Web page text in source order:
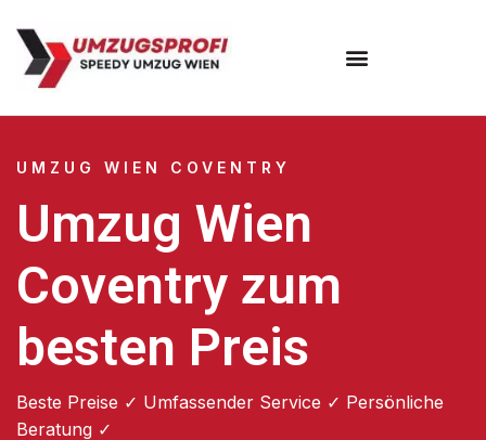
UMZUG WIEN COVENTRY
Umzug Wien
Coventry zum
besten Preis
Beste Preise ✓ Umfassender Service ✓ Persönliche
Beratung ✓